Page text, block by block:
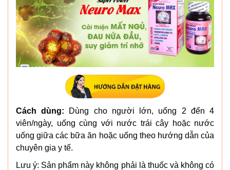
Cách dùng: Dùng cho người lớn, uống 2 đến 4
viên/ngày, uống cùng với nước trái cây hoặc nước
uống giữa các bữa ăn hoặc uống theo hướng dẫn của
chuyên gia y tế.
Lưu ý: Sản phẩm này không phải là thuốc và không có